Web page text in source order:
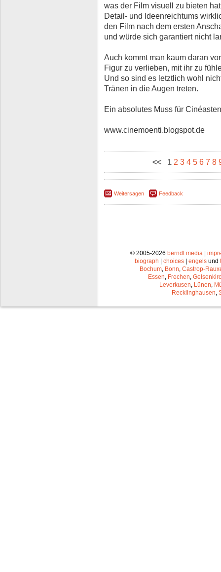
was der Film visuell zu bieten
Detail- und Ideenreichtums
den Film nach dem ersten
und würde sich garantiert nicht
Auch kommt man kaum daran
Figur zu verlieben, mit ihr zu
Und so sind es letztlich wohl
Tränen in die Augen treten.
Ein absolutes Muss für
www.cinemoenti.blogspot.de
<< 1 2 3 4 5 6 7 8
Weitersagen Feedback
© 2005-2026 berndt media|
biograph
choices engels und
Bochum, Bonn, Castrop-
Essen, Frechen,
Leverkusen, Lünen,
Recklinghausen,